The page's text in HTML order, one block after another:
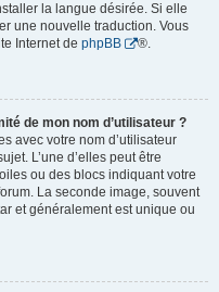
la langue désirée. Si elle
une nouvelle traduction. Vous
Internet de phpBB ®.
de mon nom d’utilisateur ?
avec votre nom d’utilisateur
L’une d’elles peut être
ou des blocs indiquant votre
La seconde image, souvent
et généralement est unique ou